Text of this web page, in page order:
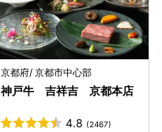
京都府/ 京都市中心部
神戸牛 吉祥吉 京都本店
4.8 (2467)